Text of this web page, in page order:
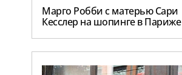
Марго Робби с матерью Сари
Кесслер на шопинге в Париже